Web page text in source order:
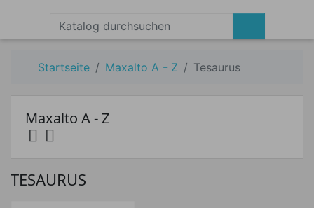
Startseite Maxalto A - Z Tesaurus
Preis von
Maxalto A - Z
 
TESAURUS